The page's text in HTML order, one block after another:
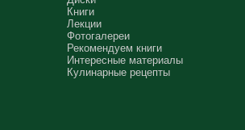
Книги
Лекции
Фотогалереи
Рекомендуем книги
Интересные материалы
Кулинарные рецепты